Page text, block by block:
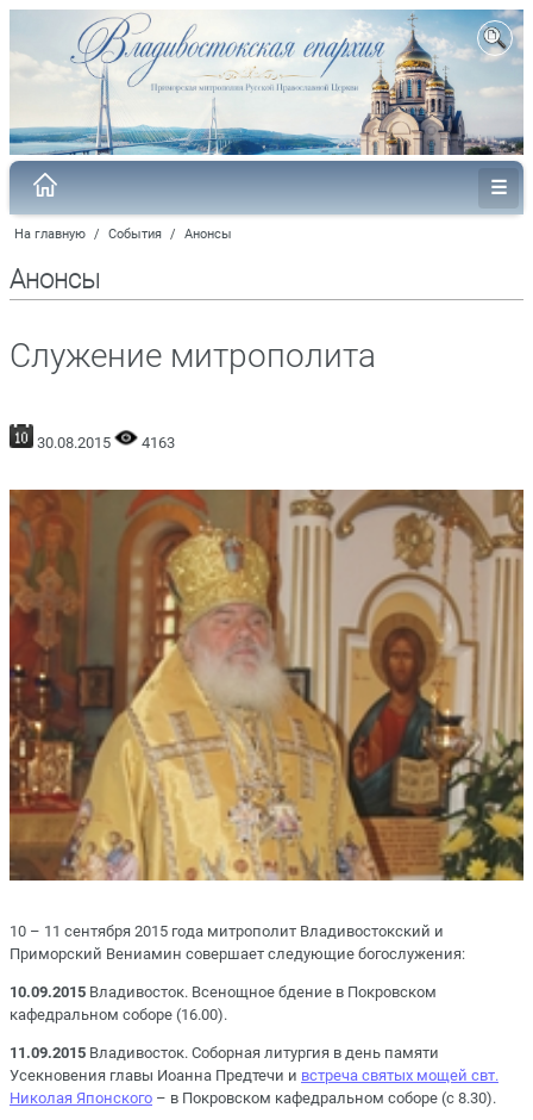
На главную / События / Анонсы
Анонсы
Служение митрополита
30.08.2015 4163
10 – 11 сентября 2015 года митрополит Владивостокский и
Приморский Вениамин совершает следующие богослужения:
10.09.2015 Владивосток. Всенощное бдение в Покровском
кафедральном соборе (16.00).
11.09.2015 Владивосток. Соборная литургия в день памяти
Усекновения главы Иоанна Предтечи и встреча святых мощей свт.
Николая Японского – в Покровском кафедральном соборе (с 8.30).